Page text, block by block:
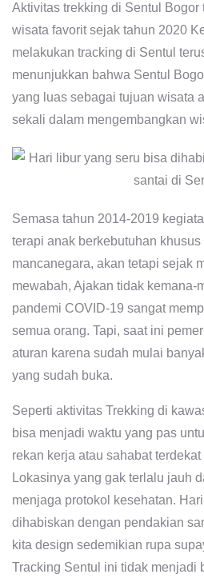
Aktivitas trekking di Sentul Bogor
wisata favorit sejak tahun 2020
melakukan tracking di Sentul
menunjukkan bahwa Sentul
yang luas sebagai tujuan wisata
sekali dalam mengembangkan
Semasa tahun 2014-2019
terapi anak berkebutuhan
mancanegara, akan tetapi sejak
mewabah, Ajakan tidak kemana-
pandemi COVID-19 sangat
semua orang. Tapi, saat ini
aturan karena sudah mulai
yang sudah buka.
Seperti aktivitas Trekking di
bisa menjadi waktu yang pas
rekan kerja atau sahabat
Lokasinya yang gak terlalu jauh
menjaga protokol kesehatan.
dihabiskan dengan pendakian
kita design sedemikian rupa
Tracking Sentul ini tidak menjadi